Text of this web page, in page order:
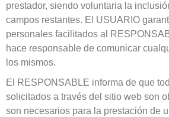
prestador, siendo voluntaria la
campos restantes. El USUARIO
personales facilitados al
hace responsable de comunicar
los mismos.
El RESPONSABLE informa de que
solicitados a través del sitio web son
son necesarios para la prestación de